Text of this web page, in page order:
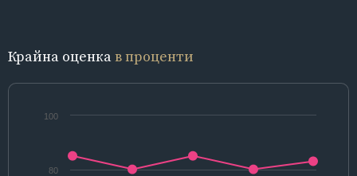
Крайна оценкав проценти
80
100